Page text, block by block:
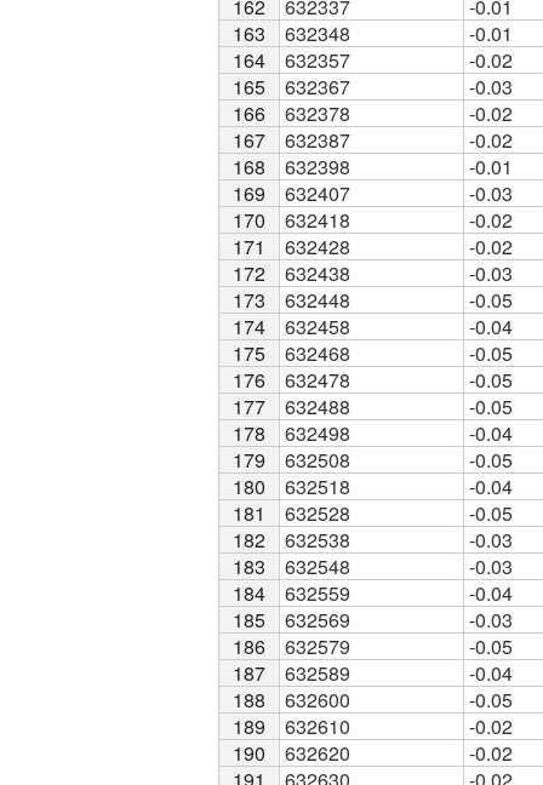
162 632337
-0.01
163
632348
-0.01
164
632357
-0.02
165
632367
-0.03
166
632378
-0.02
167
632387
-0.02
168
632398
-0.01
169
632407
-0.03
170
632418
-0.02
171
632428
-0.02
172
632438
-0.03
173
632448
-0.05
174
632458
-0.04
175
632468
-0.05
176
632478
-0.05
177
632488
-0.05
178
632498
-0.04
179
632508
-0.05
180
632518
-0.04
181
632528
-0.05
182
632538
-0.03
183
632548
-0.03
184
632559
-0.04
185
632569
-0.03
186
632579
-0.05
187
632589
-0.04
188
632600
-0.05
189
632610
-0.02
190
632620
-0.02
162
163
164
165
166
167
168
169
170
171
172
173
174
175
176
177
178
179
180
181
182
183
184
185
186
187
188
189
190